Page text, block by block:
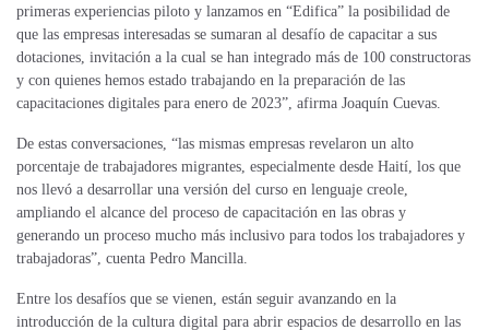
primeras experiencias piloto y lanzamos en “Edifica” la posibilidad de
que las empresas interesadas se sumaran al desafío de capacitar a sus
dotaciones, invitación a la cual se han integrado más de 100 constructoras
y con quienes hemos estado trabajando en la preparación de las
capacitaciones digitales para enero de 2023”, afirma Joaquín Cuevas.
De estas conversaciones, “las mismas empresas revelaron un alto
porcentaje de trabajadores migrantes, especialmente desde Haití, los que
nos llevó a desarrollar una versión del curso en lenguaje creole,
ampliando el alcance del proceso de capacitación en las obras y
generando un proceso mucho más inclusivo para todos los trabajadores y
trabajadoras”, cuenta Pedro Mancilla.
Entre los desafíos que se vienen, están seguir avanzando en la
introducción de la cultura digital para abrir espacios de desarrollo en las